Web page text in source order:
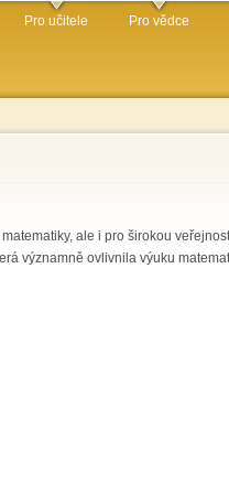
Pro učitele Pro vědce
ale i pro širokou veřejnost.
významně ovlivnila výuku